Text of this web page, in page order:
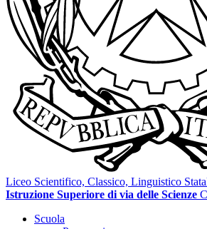
Liceo Scientifico, Classico, Linguistico
Istruzione Superiore di via delle Scienze
Scuola